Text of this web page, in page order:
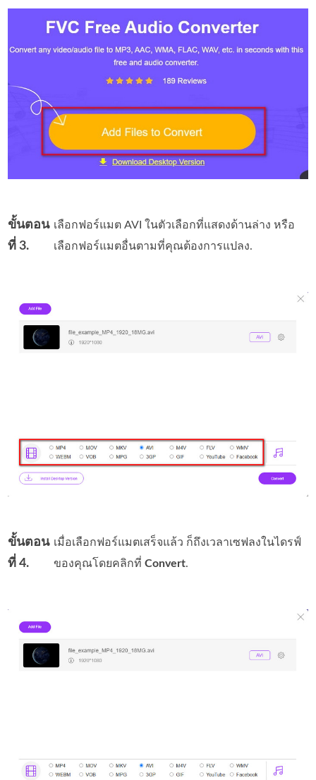
ขั้นตอน
ที่ 3.
เลือกฟอร์แมต AVI ในตัวเลือกที่แสดงด้านล่าง หรือ
เลือกฟอร์แมตอื่นตามที่คุณต้องการแปลง.
ขั้นตอน
ที่ 4.
เมื่อเลือกฟอร์แมตเสร็จแล้ว ก็ถึงเวลาเซฟลงในไดรฟ์
ของคุณโดยคลิกที่Convert.